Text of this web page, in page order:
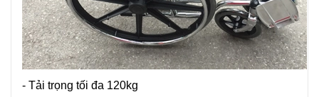
- Tải trọng tối đa 120kg